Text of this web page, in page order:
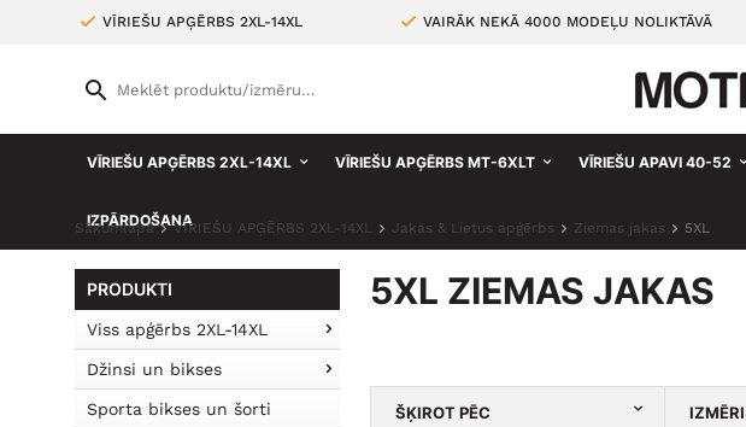
VĪRIEŠU APĢĒRBS 2XL-14XL VAIRĀK NEKĀ 4000 MODEĻU NOLIKTĀVĀ
VĪRIEŠU APĢĒRBS 2XL-14XL VĪRIEŠU APĢĒRBS MT-6XLT VĪRIEŠU APAVI 40-52
IZPĀRDOŠANA
Sākumlapa VĪRIEŠU APĢĒRBS 2XL-14XL Jakas & Lietus apģērbs Ziemas jakas 5XL
PRODUKTI
Viss apģērbs 2XL-14XL
Džinsi un bikses
Sporta bikses un šorti
5XL ZIEMAS JAKAS
ŠĶIROT PĒC